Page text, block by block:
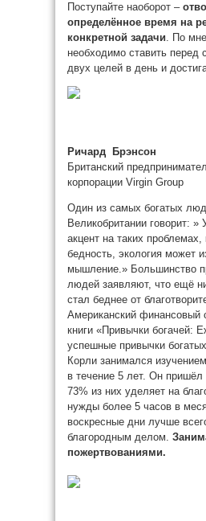
Поступайте наоборот – о
определённое время на
конкретной задачи. По
необходимо ставить перед
двух целей в день и
Ричард Брэнсон
Британский
корпорации Virgin Group
Один из самых богатых
Великобритании говорит: »
акцент на таких проблемах,
бедность, экология может
мышление.» Большинство
людей заявляют, что ещё
стал беднее от
Американский финансовый
книги «Привычки богачей:
успешные привычки
Корли занимался
в течение 5 лет. Он пришёл
73% из них уделяет на
нужды более 5 часов в
воскресные дни лучше
благородным делом.
пожертвованиями.